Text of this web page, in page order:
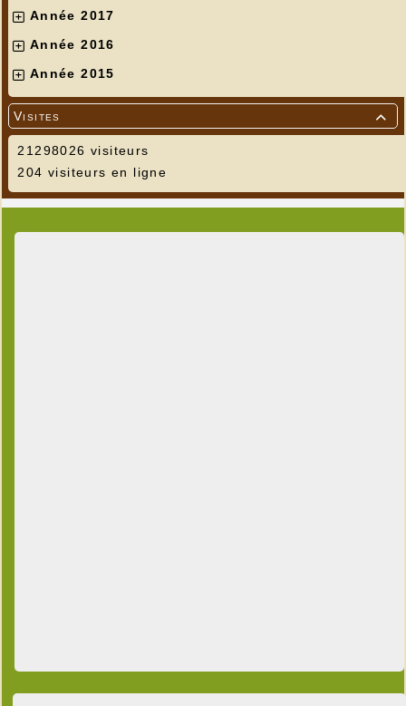
Année 2017
Année 2016
Année 2015

Visites
21298026 visiteurs
204 visiteurs en ligne